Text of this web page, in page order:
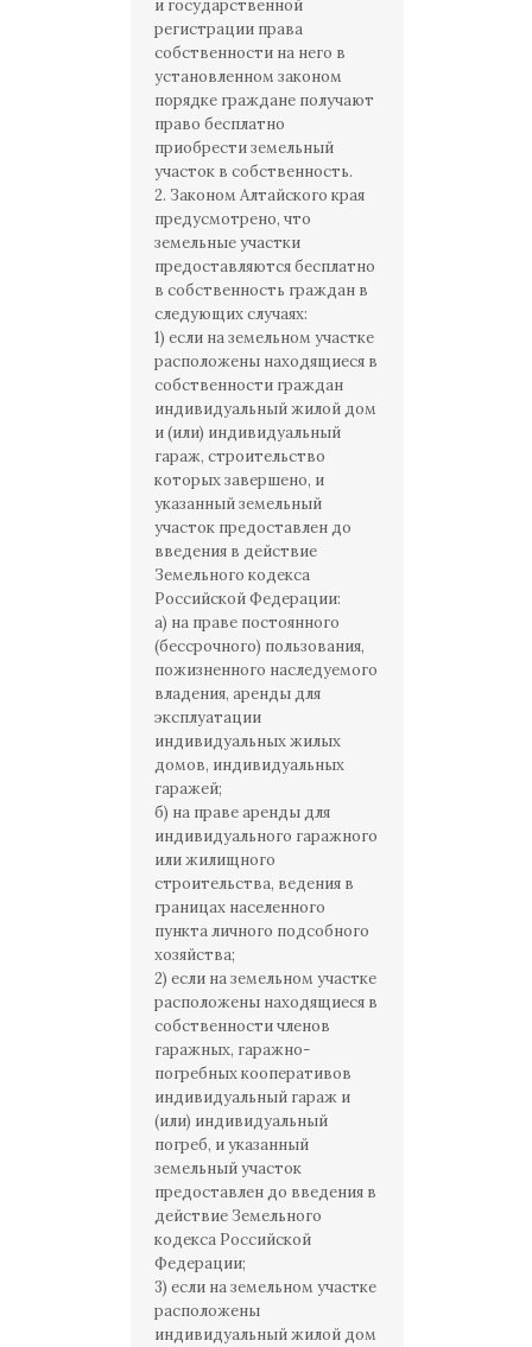
и государственной
регистрации права
собственности на него в
установленном законом
порядке граждане получают
право бесплатно
приобрести земельный
участок в собственность.
2. Законом Алтайского края
предусмотрено, что
земельные участки
предоставляются бесплатно
в собственность граждан в
следующих случаях:
1) если на земельном участке
расположены находящиеся в
собственности граждан
индивидуальный жилой дом
и (или) индивидуальный
гараж, строительство
которых завершено, и
указанный земельный
участок предоставлен до
введения в действие
Земельного кодекса
Российской Федерации:
а) на праве постоянного
(бессрочного) пользования,
пожизненного наследуемого
владения, аренды для
эксплуатации
индивидуальных жилых
домов, индивидуальных
гаражей;
б) на праве аренды для
индивидуального гаражного
или жилищного
строительства, ведения в
границах населенного
пункта личного подсобного
хозяйства;
2) если на земельном участке
расположены находящиеся в
собственности членов
гаражных, гаражно-
погребных кооперативов
индивидуальный гараж и
(или) индивидуальный
погреб, и указанный
земельный участок
предоставлен до введения в
действие Земельного
кодекса Российской
Федерации;
3) если на земельном участке
расположены
индивидуальный жилой дом